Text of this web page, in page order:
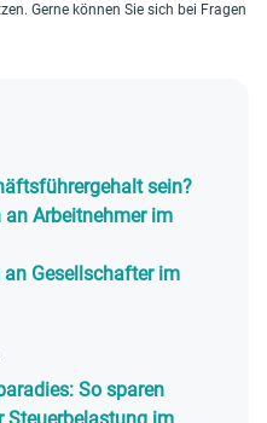
Gerne können Sie sich bei Fragen
sein?
Arbeitnehmer im
Gesellschafter im
So sparen